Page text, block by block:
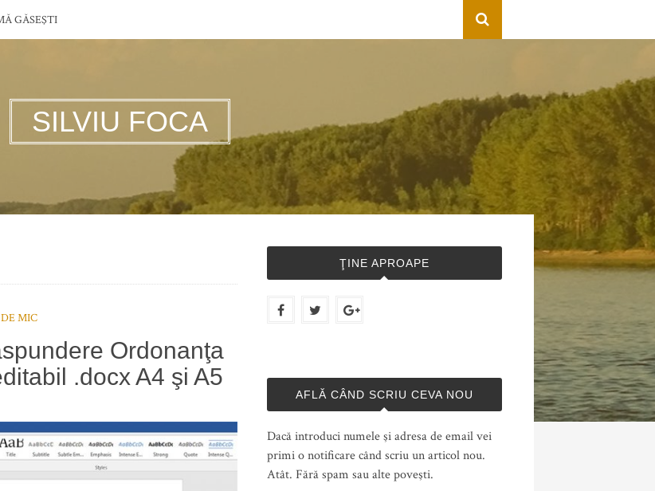
GĂSEŞTI
SILVIU FOCA
MIC
Ordonanţa
.docx A4 şi A5
ŢINE APROAPE
AFLĂ CÂND SCRIU CEVA NOU
Dacă introduci numele şi adresa de email vei
primi o notificare când scriu un articol nou.
Atât. Fără spam sau alte poveşti.